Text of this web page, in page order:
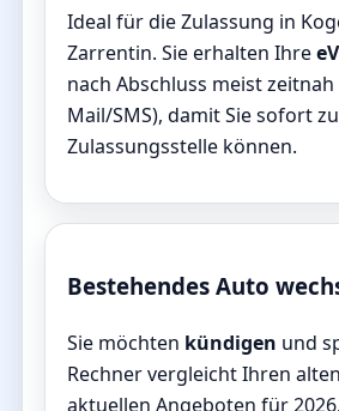
Ideal für die Zulassung in
Zarrentin. Sie erhalten Ihre
nach Abschluss meist zeitnah
Mail/SMS), damit Sie sofort
Zulassungsstelle können.
Bestehendes Auto
Sie möchten kündigen und
Rechner vergleicht Ihren
aktuellen Angeboten für